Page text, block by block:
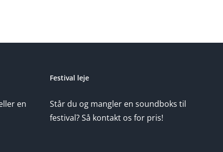
en
Festival leje
Står du og mangler en soundboks til
festival? Så kontakt os for pris!